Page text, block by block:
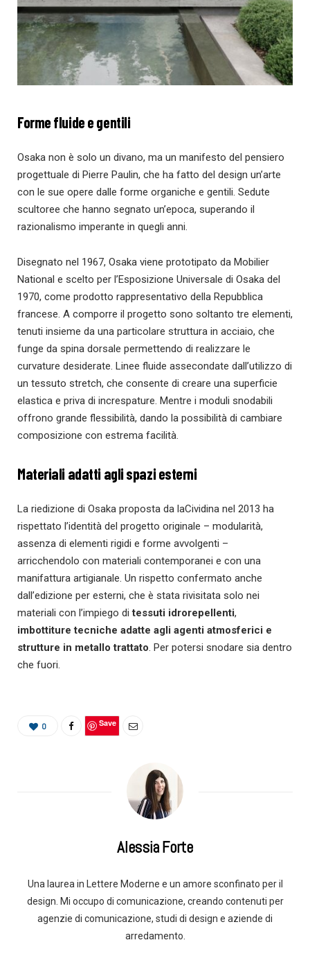
Forme fluide e gentili
Osaka non è solo un divano, ma un manifesto del pensiero
progettuale di Pierre Paulin, che ha fatto del design un’arte
con le sue opere dalle forme organiche e gentili. Sedute
scultoree che hanno segnato un’epoca, superando il
razionalismo imperante in quegli anni.
Disegnato nel 1967, Osaka viene prototipato da Mobilier
National e scelto per l’Esposizione Universale di Osaka del
1970, come prodotto rappresentativo della Repubblica
francese. A comporre il progetto sono soltanto tre elementi,
tenuti insieme da una particolare struttura in acciaio, che
funge da spina dorsale permettendo di realizzare le
curvature desiderate. Linee fluide assecondate dall’utilizzo di
un tessuto stretch, che consente di creare una superficie
elastica e priva di increspature. Mentre i moduli snodabili
offrono grande flessibilità, dando la possibilità di cambiare
composizione con estrema facilità.
Materiali adatti agli spazi esterni
La riedizione di Osaka proposta da laCividina nel 2013 ha
rispettato l’identità del progetto originale – modularità,
assenza di elementi rigidi e forme avvolgenti –
arricchendolo con materiali contemporanei e con una
manifattura artigianale. Un rispetto confermato anche
dall’edizione per esterni, che è stata rivisitata solo nei
materiali con l’impiego ditessuti idrorepellenti,
imbottiture tecniche adatte agli agenti atmosferici e
strutture in metallo trattato. Per potersi snodare sia dentro
che fuori.
0 Save
Alessia Forte
Una laurea in Lettere Moderne e un amore sconfinato per il
design. Mi occupo di comunicazione, creando contenuti per
agenzie di comunicazione, studi di design e aziende di
arredamento.